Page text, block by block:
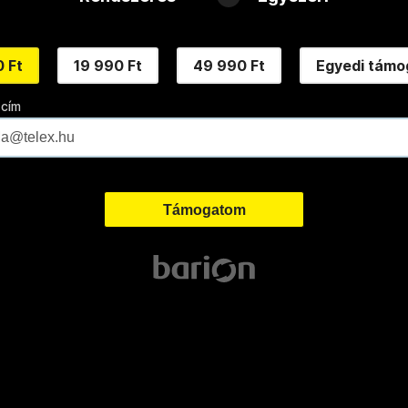
Ft 19 990 Ft 49 990 Ft Egyedi